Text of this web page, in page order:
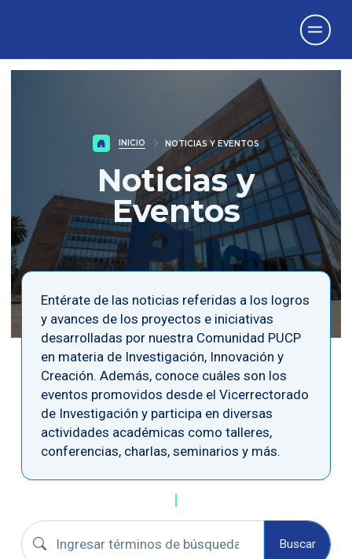
INICIO NOTICIAS Y EVENTOS
Noticias y
Eventos
Entérate de las noticias referidas a los logros
y avances de los proyectos e iniciativas
desarrolladas por nuestra Comunidad PUCP
en materia de Investigación, Innovación y
Creación. Además, conoce cuáles son los
eventos promovidos desde el Vicerrectorado
de Investigación y participa en diversas
actividades académicas como talleres,
conferencias, charlas, seminarios y más.
Buscar convocatorias Buscar